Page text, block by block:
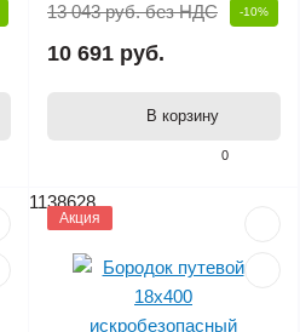
0
13 043 руб.без НДС -10%
10 691 руб.
В корзину
1138628
Акция